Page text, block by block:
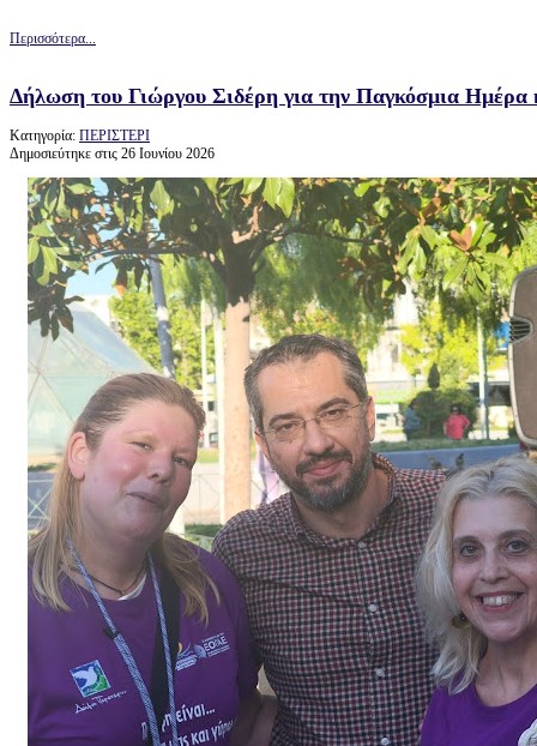
Περισσότερα...
Δήλωση του Γιώργου Σιδέρη για την Παγκόσμια
Κατηγορία: ΠΕΡΙΣΤΕΡΙ
Δημοσιεύτηκε στις 26 Ιουνίου 2026